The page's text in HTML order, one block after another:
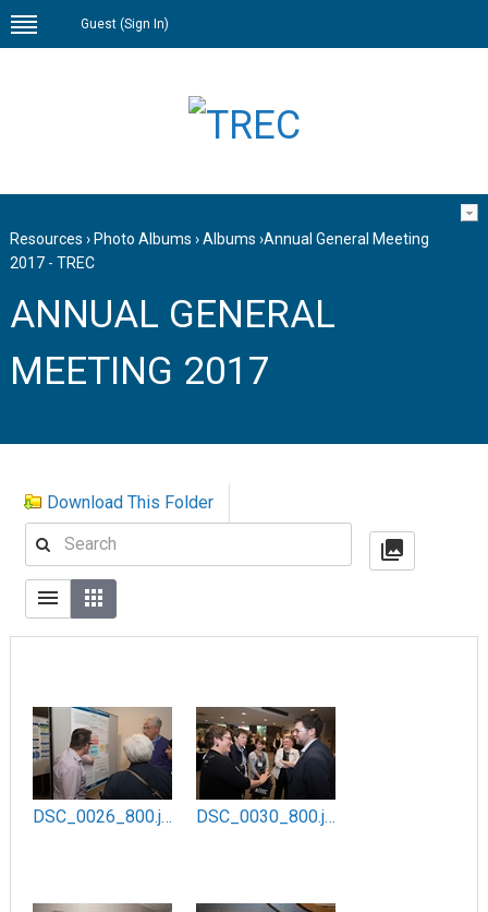
Guest (Sign In)
Resources › Photo Albums ›Albums ›Annual General Meeting
2017 - TREC
ANNUAL GENERAL
MEETING 2017
Download This Folder
DSC_0026_800.jpg DSC_0030_800.jpg